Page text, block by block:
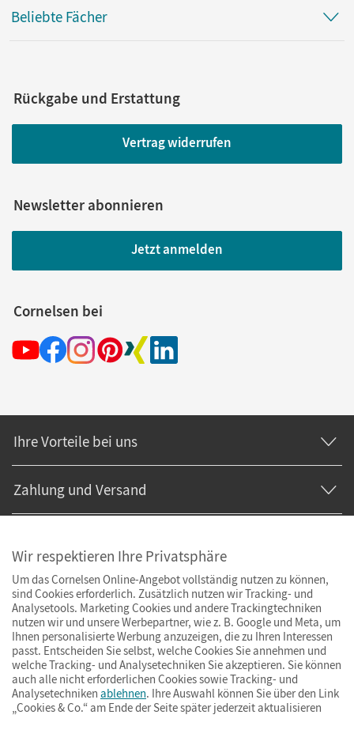
Beliebte Fächer
Rückgabe und Erstattung
Vertrag widerrufen
Newsletter abonnieren
Jetzt anmelden
Cornelsen bei
Ihre Vorteile bei uns
Zahlung und Versand
ImpressumAGBDatenschutzBarrierefreiheitCookies & Co.
Wir respektieren Ihre Privatsphäre
Um das Cornelsen Online-Angebot vollständig nutzen zu können,
sind Cookies erforderlich. Zusätzlich nutzen wir Tracking- und
Analysetools. Marketing Cookies und andere Trackingtechniken
nutzen wir und unsere Werbepartner, wie z. B. Google und Meta, um
Ihnen personalisierte Werbung anzuzeigen, die zu Ihren Interessen
passt. Entscheiden Sie selbst, welche Cookies Sie annehmen und
welche Tracking- und Analysetechniken Sie akzeptieren. Sie können
auch alle nicht erforderlichen Cookies sowie Tracking- und
Analysetechniken ablehnen. Ihre Auswahl können Sie über den Link
„Cookies & Co.“ am Ende der Seite später jederzeit aktualisieren